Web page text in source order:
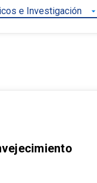
e Investigación arrow_drop_down